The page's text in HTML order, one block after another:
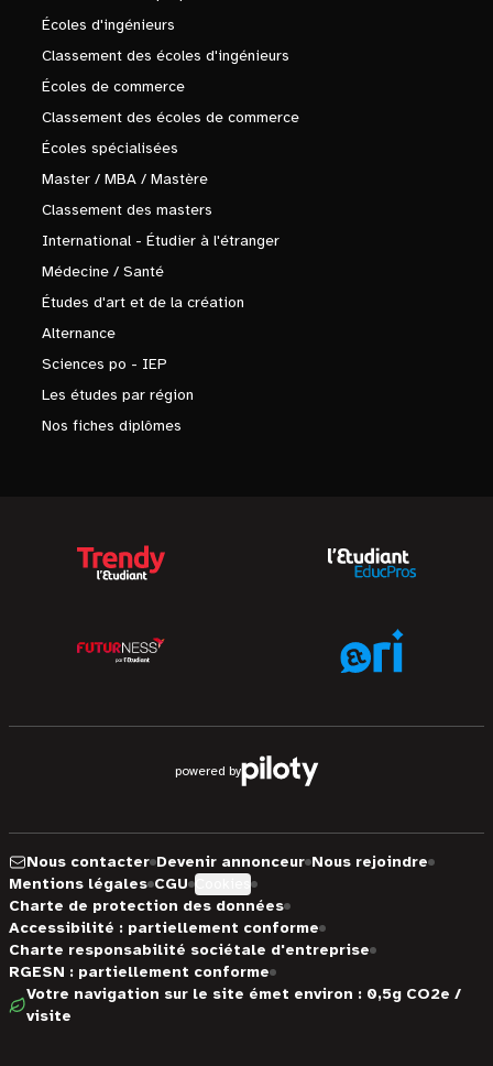
Écoles d'ingénieurs
Classement des écoles d'ingénieurs
Écoles de commerce
Classement des écoles de commerce
Écoles spécialisées
Master / MBA / Mastère
Classement des masters
International - Étudier à l'étranger
Médecine / Santé
Études d'art et de la création
Alternance
Sciences po - IEP
Les études par région
Nos fiches diplômes
powered by
Nous contacter Devenir annonceur Nous rejoindre
Mentions légales CGU
Charte de protection des données
Accessibilité : partiellement conforme
Charte responsabilité sociétale d'entreprise
RGESN : partiellement conforme
Votre navigation sur le site émet environ : 0,5g CO2e /
visite